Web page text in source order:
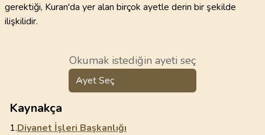
gerektiği, Kuran'da yer alan birçok ayetle derin bir şekilde
ilişkilidir.
Okumak istediğin ayeti seç
Ayet Seç
Kaynakça
1.Diyanet İşleri Başkanlığı